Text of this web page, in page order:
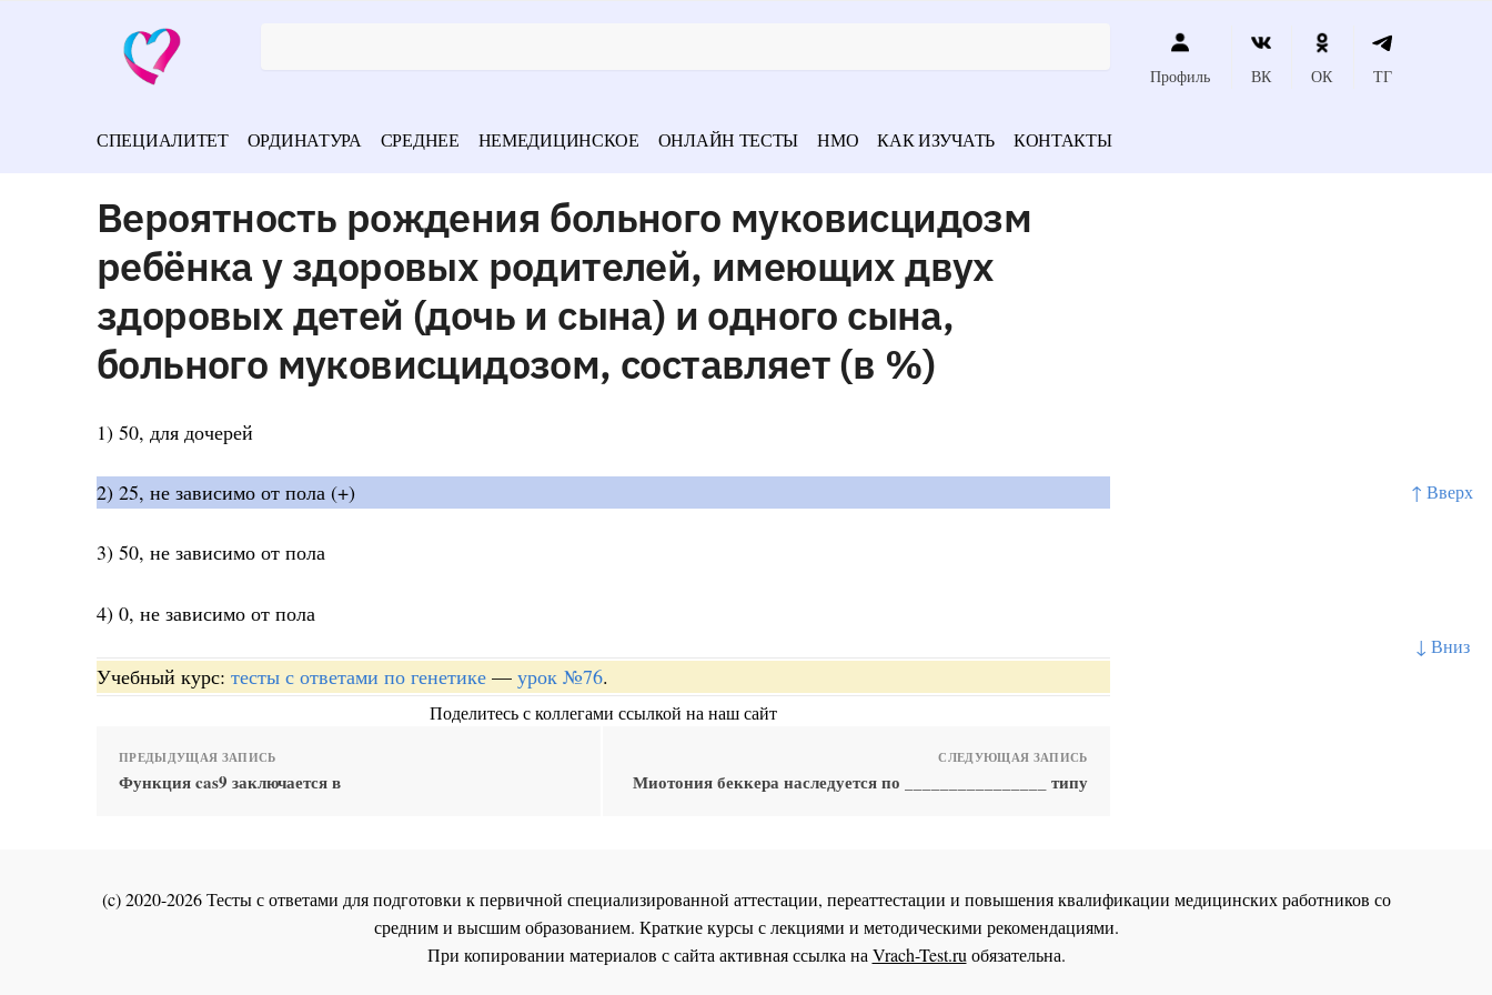
↑ Вверх
↓ Вниз
Профиль ВК ОК ТГ
СПЕЦИАЛИТЕТ ОРДИНАТУРА СРЕДНЕЕ НЕМЕДИЦИНСКОЕ ОНЛАЙН ТЕСТЫ НМО КАК ИЗУЧАТЬ КОНТАКТЫ
Вероятность рождения больного муковисцидозм
ребёнка у здоровых родителей, имеющих двух
здоровых детей (дочь и сына) и одного сына,
больного муковисцидозом, составляет (в %)
1) 50, для дочерей
2) 25, не зависимо от пола (+)
3) 50, не зависимо от пола
4) 0, не зависимо от пола
Учебный курс: тесты с ответами по генетике — урок №76.
Поделитесь с коллегами ссылкой на наш сайт
ПРЕДЫДУЩАЯ ЗАПИСЬ
Функция cas9 заключается в
СЛЕДУЮЩАЯ ЗАПИСЬ
Миотония беккера наследуется по ________________ типу
(c) 2020-2026 Тесты с ответами для подготовки к первичной специализированной аттестации, переаттестации и повышения квалификации медицинских работников со
средним и высшим образованием. Краткие курсы с лекциями и методическими рекомендациями.
При копировании материалов с сайта активная ссылка наVrach-Test.ruобязательна.